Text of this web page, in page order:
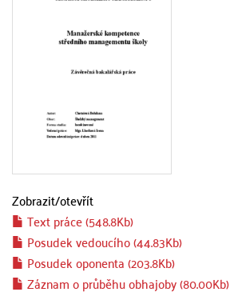
Zobrazit/otevřít
Text práce (548.8Kb)
Posudek vedoucího (44.83Kb)
Posudek oponenta (203.8Kb)
Záznam o průběhu obhajoby (80.00Kb)